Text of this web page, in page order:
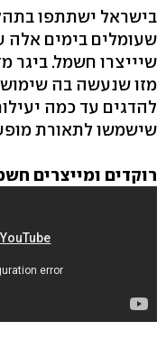
בישראל ישתתפו
שעומלים בימים אלה
שיייצרו חשמל. ביגר
מזו שנעשה בה
שישמשו לתאורת
רוקדים ומייצרים